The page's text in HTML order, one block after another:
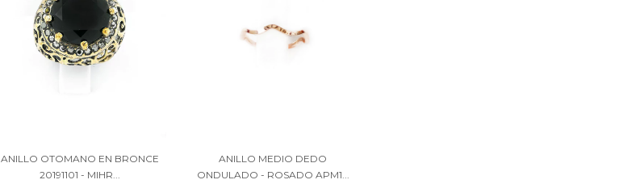
ANILLO OTOMANO EN BRONCE
20191101 - MIHR...
ANILLO MEDIO DEDO
ONDULADO - ROSADO APM1...